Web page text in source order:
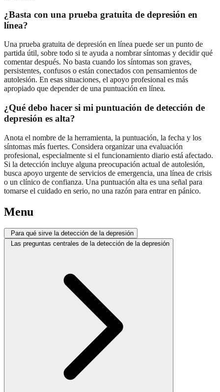
¿Basta con una prueba gratuita de depresión en
línea?
Una prueba gratuita de depresión en línea puede ser un punto de
partida útil, sobre todo si te ayuda a nombrar síntomas y decidir qué
comentar después. No basta cuando los síntomas son graves,
persistentes, confusos o están conectados con pensamientos de
autolesión. En esas situaciones, el apoyo profesional es más
apropiado que depender de una puntuación en línea.
¿Qué debo hacer si mi puntuación de detección de
depresión es alta?
Anota el nombre de la herramienta, la puntuación, la fecha y los
síntomas más fuertes. Considera organizar una evaluación
profesional, especialmente si el funcionamiento diario está afectado.
Si la detección incluye alguna preocupación actual de autolesión,
busca apoyo urgente de servicios de emergencia, una línea de crisis
o un clínico de confianza. Una puntuación alta es una señal para
tomarse el cuidado en serio, no una razón para entrar en pánico.
Menu
Para qué sirve la detección de la depresión
Las preguntas centrales de la detección de la depresión